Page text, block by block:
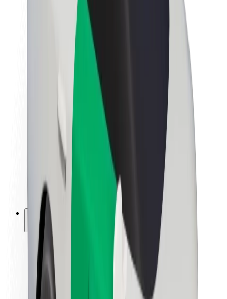
Acerca de Bolt
Sostenibilidad en Bolt
Project Zero
Sala de prensa
Directrices de la marca
Misión
Relación con inversores
Liderazgo
Medios
Fondo Urbano
Seguridad
Seguridad para usuarios
Seguridad para conductores
Seguridad para patinetes
Laboratorio de seguridad